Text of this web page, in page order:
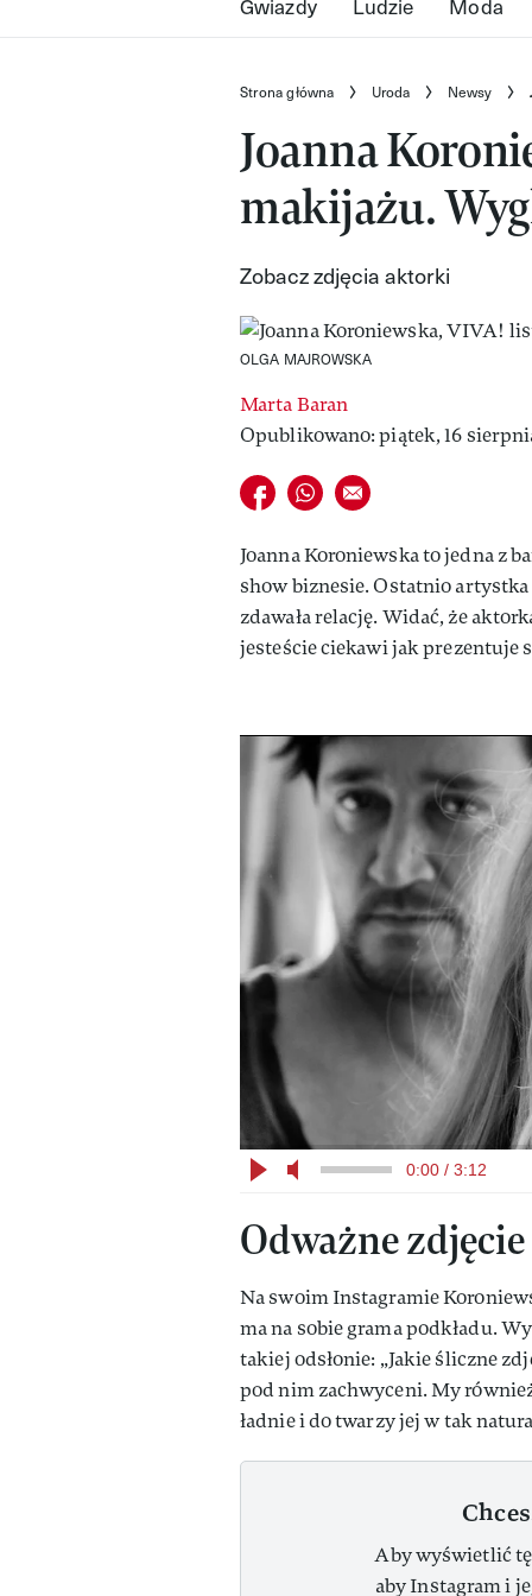
Strona główna Uroda Newsy
Joanna
makijażu.
Zobacz zdjęcia aktorki
OLGA MAJROWSKA
Marta Baran
Opublikowano: piątek, 16
Udostępnij na facebook
Udostępnij na whatsapp
E-mail do przyjaciela
Joanna Koroniewska to jedna z
show biznesie. Ostatnio artystka
zdawała relację. Widać, że
jesteście ciekawi jak prezentuje
0:00 / 3:12
Odważne
Na swoim Instagramie
ma na sobie grama podkładu.
takiej odsłonie: „Jakie śliczne
pod nim zachwyceni. My
ładnie i do twarzy jej w tak
Aby wyświetlić
aby Instagram i